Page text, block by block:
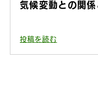
気候変動との関
投稿を読む